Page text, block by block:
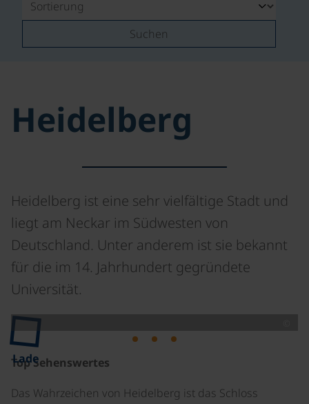
Suchen
Heidelberg
Heidelberg ist eine sehr vielfältige Stadt und
liegt am Neckar im Südwesten von
Deutschland. Unter anderem ist sie bekannt
für die im 14. Jahrhundert gegründete
Universität.
Lade
Top Sehenswertes
Das Wahrzeichen von Heidelberg ist das Schloss